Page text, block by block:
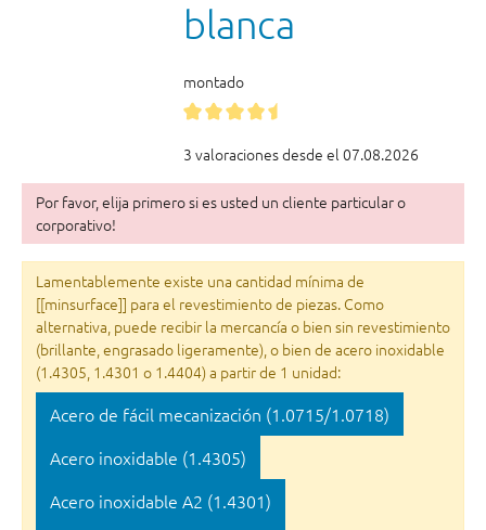
blanca
montado
3 valoraciones desde el 07.08.2026
Por favor, elija primero si es usted un cliente particular o
corporativo!
Lamentablemente existe una cantidad mínima de
[[minsurface]] para el revestimiento de piezas. Como
alternativa, puede recibir la mercancía o bien sin revestimiento
(brillante, engrasado ligeramente), o bien de acero inoxidable
(1.4305, 1.4301 o 1.4404) a partir de 1 unidad:
Acero de fácil mecanización (1.0715/1.0718)
Acero inoxidable (1.4305)
Acero inoxidable A2 (1.4301)